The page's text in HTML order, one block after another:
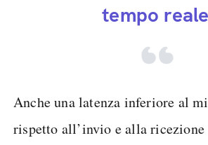
tempo
Anche una latenza inferiore al
rispetto all’invio e alla